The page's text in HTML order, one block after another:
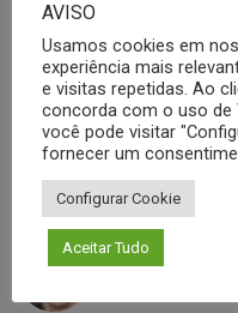
A eflorescência em
junho 06, 2020
1 COMMENT
locação de
AVISO
Usamos cookies em
experiência mais
e visitas repetidas. Ao
concorda com o uso de
você pode visitar
fornecer um
Configurar Cookie
Aceitar Tudo